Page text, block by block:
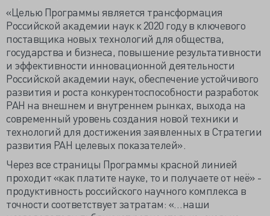
«Целью Программы является трансформация
Российской академии наук к 2020 году в ключевого
поставщика новых технологий для общества,
государства и бизнеса, повышение результативности
и эффективности инновационной деятельности
Российской академии наук, обеспечение устойчивого
развития и роста конкурентоспособности разработок
РАН на внешнем и внутреннем рынках, выхода на
современный уровень создания новой техники и
технологий для достижения заявленных в Стратегии
развития РАН целевых показателей».
Через все страницы Программы красной линией
проходит «как платите науке, то и получаете от неё» -
продуктивность российского научного комплекса в
точности соответствует затратам: «…наши